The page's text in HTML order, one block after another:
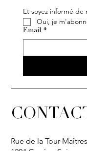
Et soyez informé de
Oui, je
Email *
Rue de la Tour-